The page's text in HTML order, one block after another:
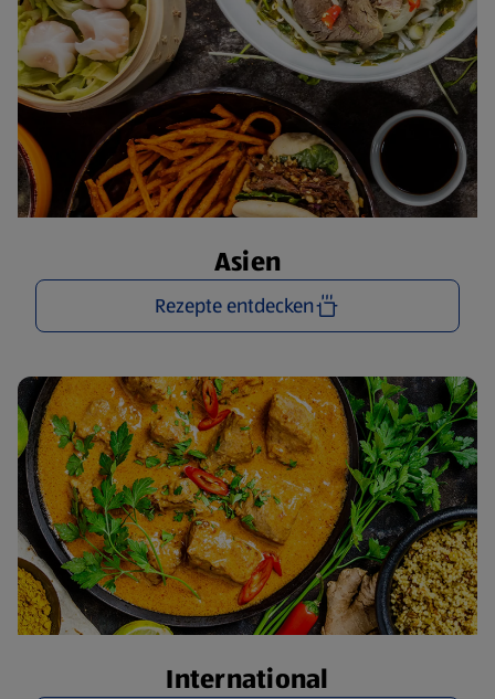
Asien
Rezepte entdecken
International